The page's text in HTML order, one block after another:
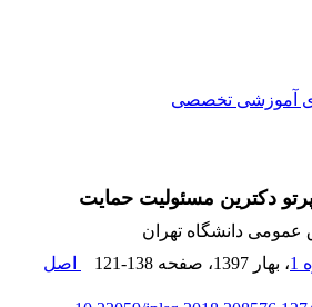
آموزشی تخصصی
دکترین مسئولیت حمایت
دانشگاه تهران
، بهار 1397 ، صفحه 121-138
اصل